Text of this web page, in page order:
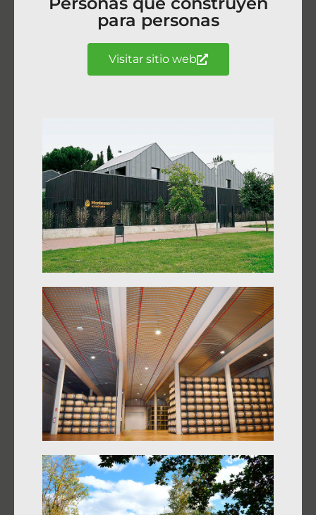
para personas
Visitar sitio web